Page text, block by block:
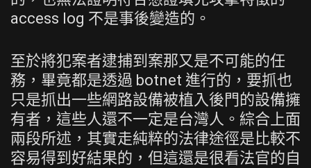
access log 不是事後變造的。
至於將犯案者逮捕到案那又是不可能的任
務，畢竟都是透過 botnet 進行的，要抓也
只是抓出一些網路設備被植入後門的設備擁
有者，這些人還不一定是台灣人。綜合上面
兩段所述，其實走純粹的法律途徑是比較不
容易得到好結果的，但這還是很看法官的自